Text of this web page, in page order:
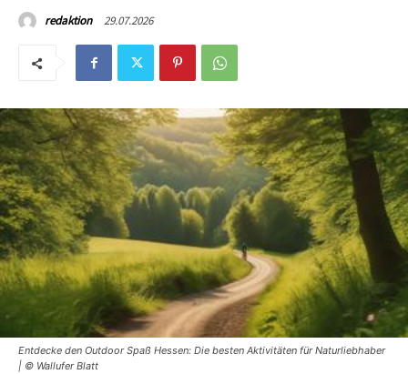
redaktion 29.07.2026
Entdecke den Outdoor Spaß Hessen: Die besten Aktivitäten für Naturliebhaber
| © Wallufer Blatt